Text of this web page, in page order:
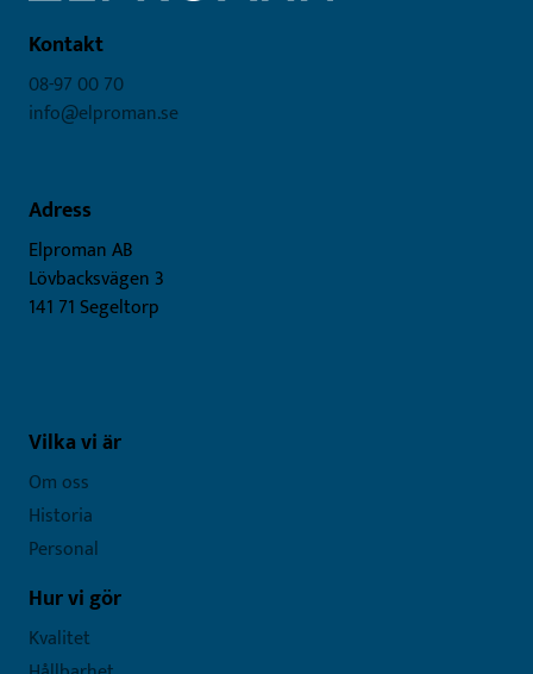
Kontakt
08-97 00 70
info@elproman.se
Adress
Elproman AB
Lövbacksvägen 3
141 71 Segeltorp
Vilka vi är
Om oss
Historia
Personal
Hur vi gör
Kvalitet